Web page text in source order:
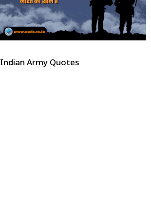
Indian Army Quotes